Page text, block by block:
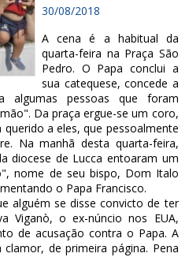
30/08/2018
A cena é a habitual da
quarta-feira na Praça São
Pedro. O Papa conclui a
sua catequese, concede a
algumas pessoas que foram
Da praça ergue-se um coro,
a eles, que pessoalmente
Na manhã desta quarta-feira,
diocese de Lucca entoaram um
nome de seu bispo, Dom Italo
o Papa Francisco.
alguém se disse convicto de ter
Viganò, o ex-núncio nos EUA,
de acusação contra o Papa. A
de primeira página. Pena